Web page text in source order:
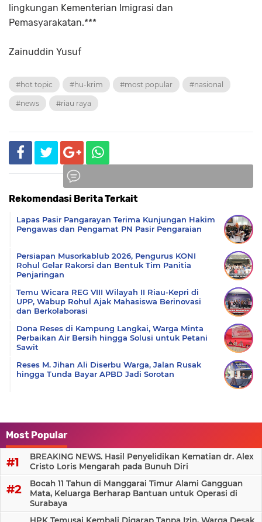
lingkungan Kementerian Imigrasi dan
Pemasyarakatan.***
Zainuddin Yusuf
#hot topic #hu-krim #most popular #nasional
#news #riau raya
Rekomendasi Berita Terkait
Lapas Pasir Pangarayan Terima Kunjungan Hakim
Pengawas dan Pengamat PN Pasir Pengaraian
Persiapan Musorkablub 2026, Pengurus KONI
Rohul Gelar Rakorsi dan Bentuk Tim Panitia
Penjaringan
Temu Wicara REG VIII Wilayah II Riau-Kepri di
UPP, Wabup Rohul Ajak Mahasiswa Berinovasi
dan Berkolaborasi
Dona Reses di Kampung Langkai, Warga Minta
Perbaikan Air Bersih hingga Solusi untuk Petani
Sawit
Reses M. Jihan Ali Diserbu Warga, Jalan Rusak
hingga Tunda Bayar APBD Jadi Sorotan
Most Popular
BREAKING NEWS. Hasil Penyelidikan Kematian dr. Alex
Cristo Loris Mengarah pada Bunuh Diri
Bocah 11 Tahun di Manggarai Timur Alami Gangguan
Mata, Keluarga Berharap Bantuan untuk Operasi di
Surabaya